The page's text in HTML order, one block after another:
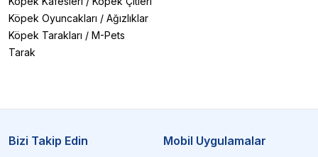
Köpek Oyuncakları / Ağızlıklar
Köpek Tarakları / M-Pets
Tarak
Bizi Takip Edin Mobil Uygulamalar